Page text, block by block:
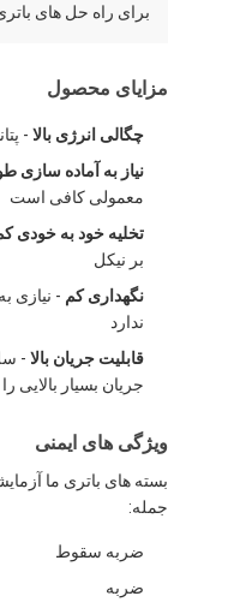
بسته باتری LiFePO4
باتری چرخه عمیق
BMS PCB PCM
بسته باتری سفارشی
پک باتری دوچرخه E
باتری های لیتیوم یو
باتری لیتیوم یون قابل
برای راه حل های
مزایای محصول
چگالی انرژی بالا -
نیاز به آماده سازی
معمولی کافی است
تخلیه خود به خودی
بر نیکل
نگهداری کم - نیازی
ندارد
قابلیت جریان بالا -
جریان بسیار بالایی را
ویژگی های ایمنی
بسته های باتری ما
جمله:
ضربه سقوط
ضربه